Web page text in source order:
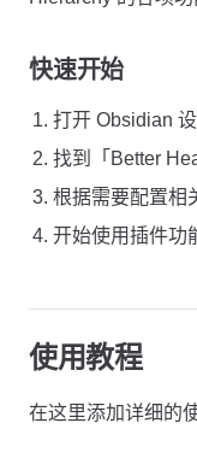
快速开始
打开 Obsidian
找到「Better
根据需要配置相
开始使用插件功
使用教程
在这里添加详细的